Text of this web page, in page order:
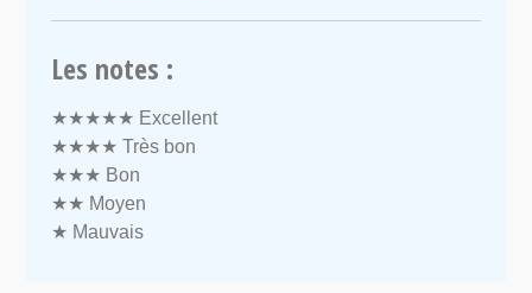
Les notes :
★★★★★ Excellent
★★★★ Très bon
★★★ Bon
★★ Moyen
★ Mauvais